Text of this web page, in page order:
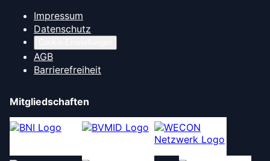
Impressum
Datenschutz
AGB
Barrierefreiheit
Mitgliedschaften